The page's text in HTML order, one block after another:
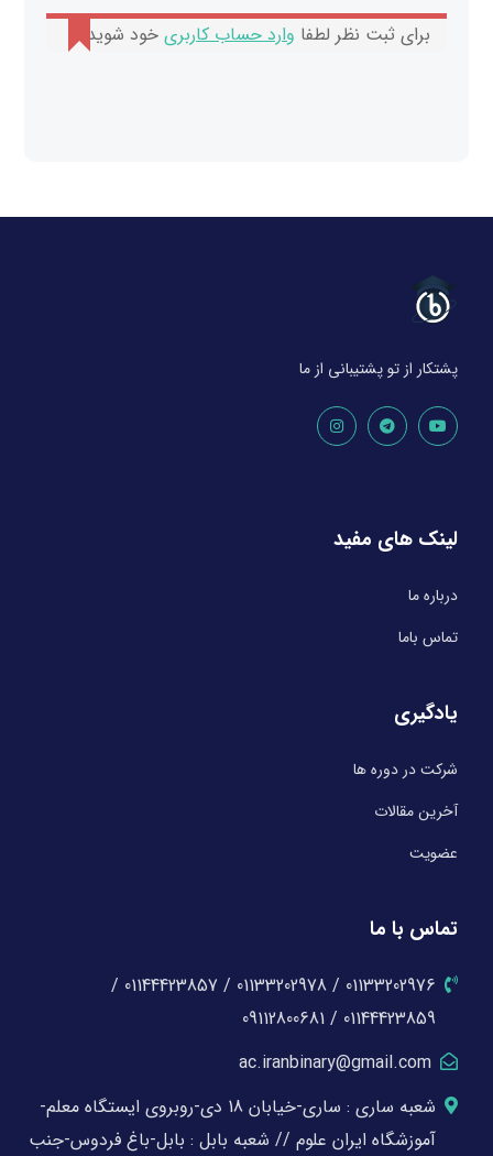
برای ثبت نظر لطفا وارد حساب کاربری خود شوید.
پشتکار از تو پشتیبانی از ما
لینک های مفید
درباره ما
تماس باما
یادگیری
شرکت در دوره ها
آخرین مقالات
عضویت
تماس با ما
01133202976 / 01133202978 / 01144423857 /
01144423859 / 09112800681
ac.iranbinary@gmail.com
شعبه ساری : ساری-خیابان 18 دی-روبروی ایستگاه معلم-
آموزشگاه ایران علوم // شعبه بابل : بابل-باغ فردوس-جنب